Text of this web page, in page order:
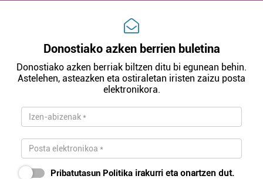
Donostiako azken berrien buletina
Donostiako azken berriak biltzen ditu bi egunean behin.
Astelehen, asteazken eta ostiraletan iristen zaizu posta
elektronikora.
Pribatutasun Politika irakurri eta onartzen dut.